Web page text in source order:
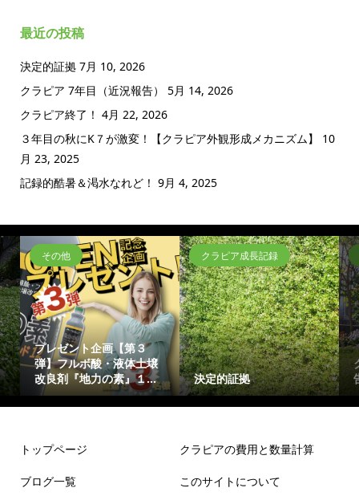
最近の投稿
決定的証拠 7月 10, 2026
クラピア 7年目（近況報告）
5月 14, 2026
クラピア終了！ 4月 22, 2026
３年目の秋にK７が激変！【クラピア外観形成メカニズム】
10
月 23, 2025
記録的酷暑＆渇水なれど！ 9月 4, 2025
その他
プレゼント企画【第３
弾】フルボ酸・液体土壌
改良剤『地力の素』１...
クラピア成長記録
決定的証拠
トップページ
ブログ一覧
クラピアの費用と数量計算
このサイトについて